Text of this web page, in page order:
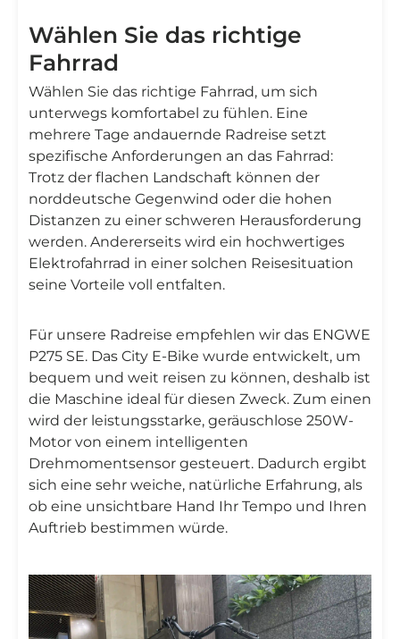
Wählen Sie das richtige
Fahrrad
Wählen Sie das richtige Fahrrad, um sich
unterwegs komfortabel zu fühlen. Eine
mehrere Tage andauernde Radreise setzt
spezifische Anforderungen an das Fahrrad:
Trotz der flachen Landschaft können der
norddeutsche Gegenwind oder die hohen
Distanzen zu einer schweren Herausforderung
werden. Andererseits wird ein hochwertiges
Elektrofahrrad in einer solchen Reisesituation
seine Vorteile voll entfalten.
Für unsere Radreise empfehlen wir das ENGWE
P275 SE. Das City E-Bike wurde entwickelt, um
bequem und weit reisen zu können, deshalb ist
die Maschine ideal für diesen Zweck. Zum einen
wird der leistungsstarke, geräuschlose 250W-
Motor von einem intelligenten
Drehmomentsensor gesteuert. Dadurch ergibt
sich eine sehr weiche, natürliche Erfahrung, als
ob eine unsichtbare Hand Ihr Tempo und Ihren
Auftrieb bestimmen würde.